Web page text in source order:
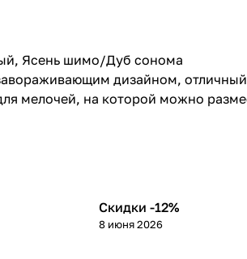
Ясень шимо/Дуб сонома
дизайном, отличный
мелочей, на которой можно
Скидки -12%
8 июня 2026